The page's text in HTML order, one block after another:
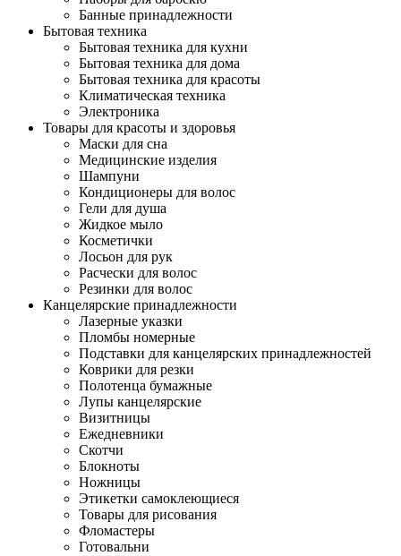
Банные принадлежности
Бытовая техника
Бытовая техника для кухни
Бытовая техника для дома
Бытовая техника для красоты
Климатическая техника
Электроника
Товары для красоты и здоровья
Маски для сна
Медицинские изделия
Шампуни
Кондиционеры для волос
Гели для душа
Жидкое мыло
Косметички
Лосьон для рук
Расчески для волос
Резинки для волос
Канцелярские принадлежности
Лазерные указки
Пломбы номерные
Подставки для канцелярских принадлежностей
Коврики для резки
Полотенца бумажные
Лупы канцелярские
Визитницы
Ежедневники
Скотчи
Блокноты
Ножницы
Этикетки самоклеющиеся
Товары для рисования
Фломастеры
Готовальни